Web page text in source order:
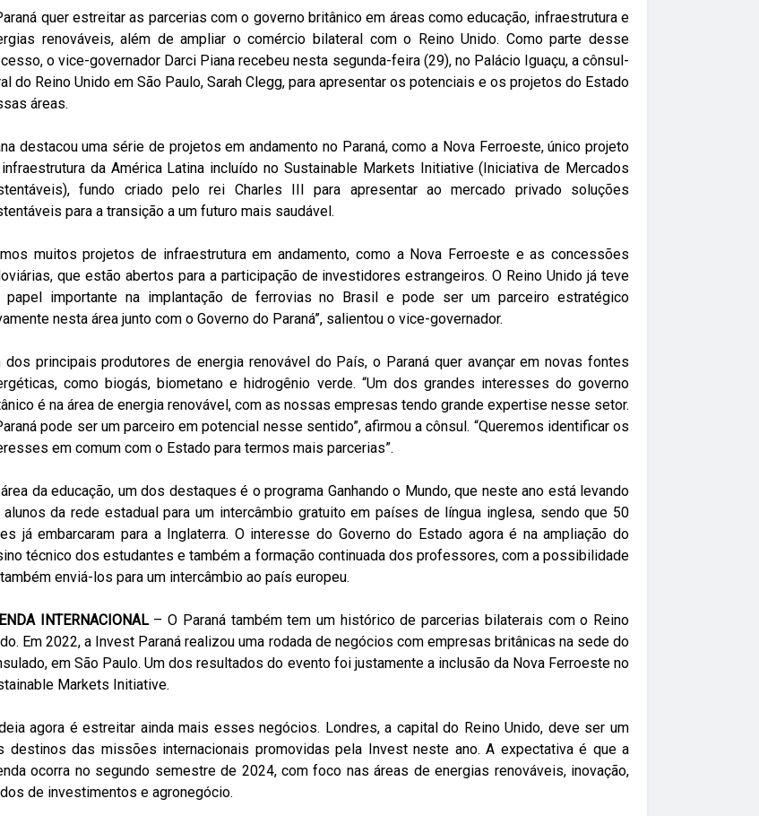
quer estreitar as parcerias com o governo britânico em áreas como educação, infraestrutura e
renováveis, além de ampliar o comércio bilateral com o Reino Unido. Como parte desse
o vice-governador Darci Piana recebeu nesta segunda-feira (29), no Palácio Iguaçu, a cônsul-
do Reino Unido em São Paulo, Sarah Clegg, para apresentar os potenciais e os projetos do Estado
áreas.
destacou uma série de projetos em andamento no Paraná, como a Nova Ferroeste, único projeto
da América Latina incluído no Sustainable Markets Initiative (Iniciativa de Mercados
fundo criado pelo rei Charles III para apresentar ao mercado privado soluções
para a transição a um futuro mais saudável.
muitos projetos de infraestrutura em andamento, como a Nova Ferroeste e as concessões
que estão abertos para a participação de investidores estrangeiros. O Reino Unido já teve
papel importante na implantação de ferrovias no Brasil e pode ser um parceiro estratégico
nesta área junto com o Governo do Paraná”, salientou o vice-governador.
dos principais produtores de energia renovável do País, o Paraná quer avançar em novas fontes
como biogás, biometano e hidrogênio verde. “Um dos grandes interesses do governo
é na área de energia renovável, com as nossas empresas tendo grande expertise nesse setor.
pode ser um parceiro em potencial nesse sentido”, afirmou a cônsul. “Queremos identificar os
em comum com o Estado para termos mais parcerias”.
área da educação, um dos destaques é o programa Ganhando o Mundo, que neste ano está levando
da rede estadual para um intercâmbio gratuito em países de língua inglesa, sendo que 50
já embarcaram para a Inglaterra. O interesse do Governo do Estado agora é na ampliação do
técnico dos estudantes e também a formação continuada dos professores, com a possibilidade
enviá-los para um intercâmbio ao país europeu.
INTERNACIONAL– O Paraná também tem um histórico de parcerias bilaterais com o Reino
Em 2022, a Invest Paraná realizou uma rodada de negócios com empresas britânicas na sede do
em São Paulo. Um dos resultados do evento foi justamente a inclusão da Nova Ferroeste no
Markets Initiative.
agora é estreitar ainda mais esses negócios. Londres, a capital do Reino Unido, deve ser um
destinos das missões internacionais promovidas pela Invest neste ano. A expectativa é que a
ocorra no segundo semestre de 2024, com foco nas áreas de energias renováveis, inovação,
de investimentos e agronegócio.
21°C 23°C 24°C 24°C 25°C 22°C 22°C 20°C 19°C 19°C 19°C 18°C